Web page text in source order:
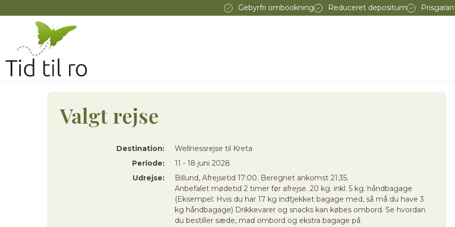
Gebyrfri ombookning Reduceret depositum
Valgt rejse
Destination:
Wellnessrejse til Kreta
Periode:
11 - 18 juni 2028
Udrejse:
Billund, Afrejsetid 17:00. Beregnet ankomst 21:35.
Anbefalet mødetid 2 timer før afrejse. 20 kg. inkl. 5 kg. håndbagage
(Eksempel: Hvis du har 17 kg indtjekket bagage med, så må du have 3
kg håndbagage) Drikkevarer og snacks kan købes ombord. Se hvordan
du bestiller sæde, mad ombord og ekstra bagage på